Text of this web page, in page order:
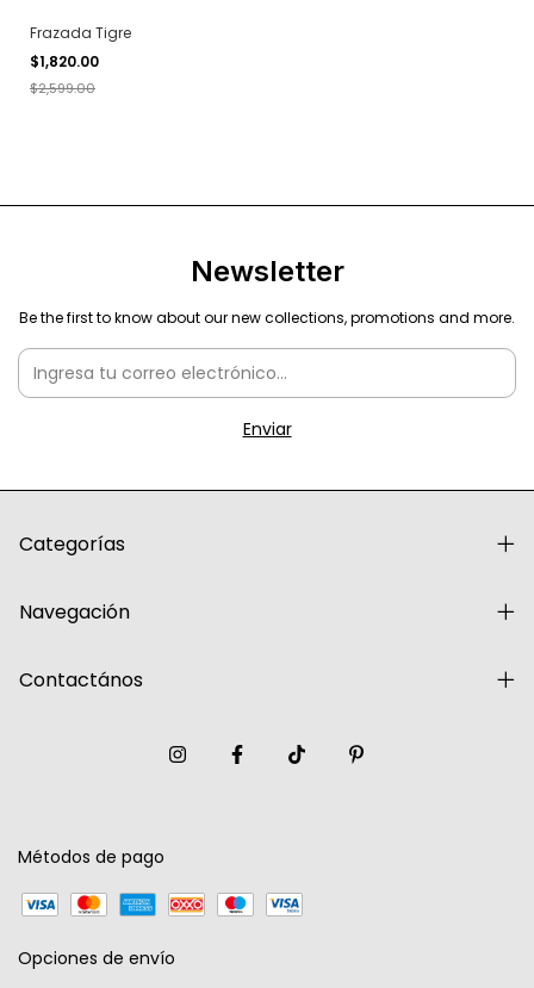
Frazada Tigre
$1,820.00
$2,599.00
Newsletter
Be the first to know about our new collections, promotions and more.
Categorías
Navegación
Contactános
Métodos de pago
Opciones de envío